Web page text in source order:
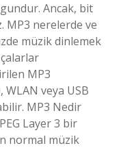
Ancak, bit
MP3 nerelerde ve
müzik dinlemek
MP3
veya USB
MP3 Nedir
Layer 3 bir
normal müzik